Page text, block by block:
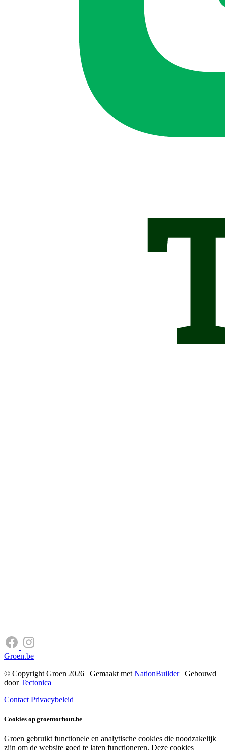
Groen.be
© Copyright Groen 2026 | Gemaakt met NationBuilder| Gebouwd
doorTectonica
Contact Privacybeleid
Cookies op groentorhout.be
Groen gebruikt functionele en analytische cookies die noodzakelijk
zijn om de website goed te laten functioneren. Deze cookies